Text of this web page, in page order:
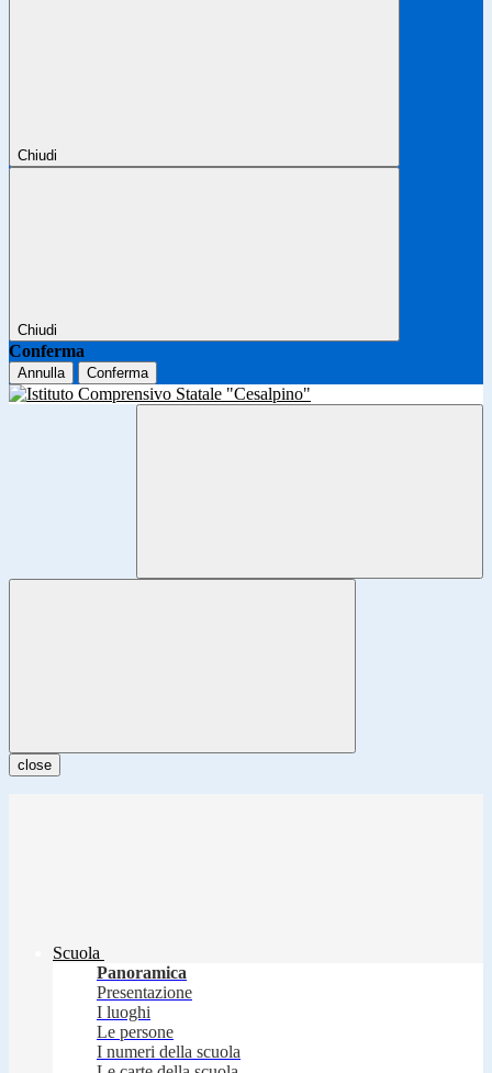
Chiudi
Chiudi
Conferma
Annulla Conferma
close
Scuola
Panoramica
Presentazione
I luoghi
Le persone
I numeri della scuola